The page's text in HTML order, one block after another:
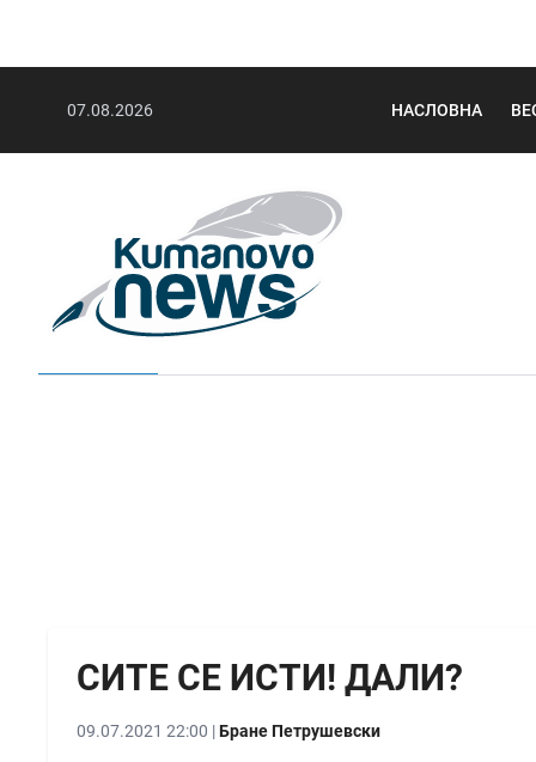
07.08.2026 НАСЛОВНА
СИТЕ СЕ ИСТИ! ДАЛИ?
09.07.2021 22:00 |Бране Петрушевски